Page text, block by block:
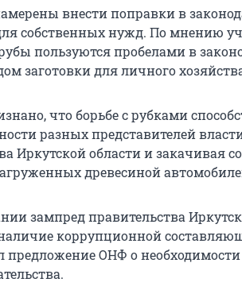
внести поправки в
собственных нужд. По мнению
пользуются пробелами в
заготовки для личного
что борьбе с рубками
разных представителей
Иркутской области и закачивая
древесиной
зампред правительства
коррупционной
предложение ОНФ о необходимости